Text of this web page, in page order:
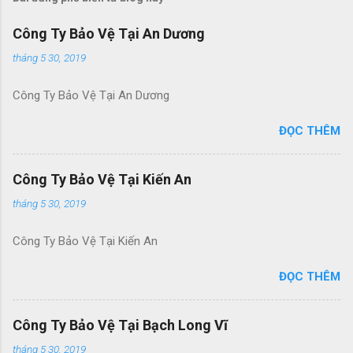
Công Ty Bảo Vệ Tại An Dương
tháng 5 30, 2019
Công Ty Bảo Vệ Tại An Dương
ĐỌC THÊM
Công Ty Bảo Vệ Tại Kiến An
tháng 5 30, 2019
Công Ty Bảo Vệ Tại Kiến An
ĐỌC THÊM
Công Ty Bảo Vệ Tại Bạch Long Vĩ
tháng 5 30, 2019